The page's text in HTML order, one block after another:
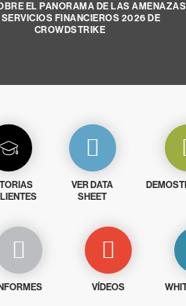
EL PANORAMA DE LAS
SERVICIOS FINANCIEROS 2026 DE
CROWDSTRIKE
VER DATA
SHEET
INFORMES VÍDEOS